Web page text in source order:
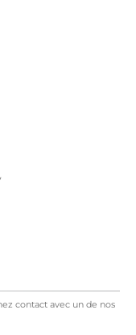
contact avec un de nos